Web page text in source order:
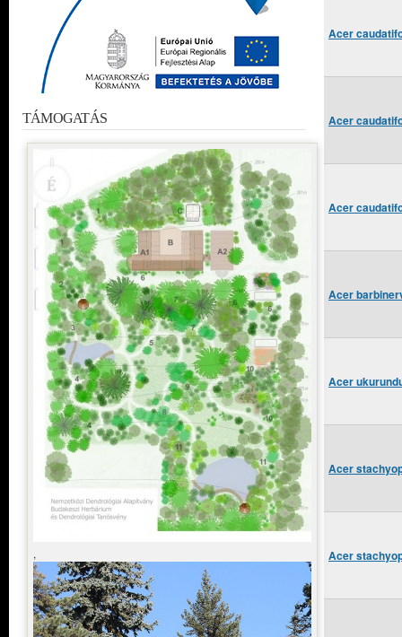
Acer
Acer
Acer
Acer
Acer
Acer
Acer
TÁMOGATÁS
,